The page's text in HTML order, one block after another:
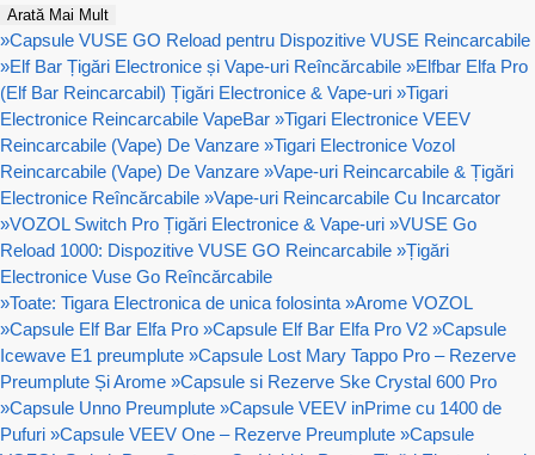
Arată Mai Mult
»Capsule VUSE GO Reload pentru Dispozitive VUSE Reincarcabile
»Elf Bar Țigări Electronice și Vape-uri Reîncărcabile »Elfbar Elfa Pro
(Elf Bar Reincarcabil) Țigări Electronice & Vape-uri »Tigari
Electronice Reincarcabile VapeBar »Tigari Electronice VEEV
Reincarcabile (Vape) De Vanzare »Tigari Electronice Vozol
Reincarcabile (Vape) De Vanzare »Vape-uri Reincarcabile & Țigări
Electronice Reîncărcabile »Vape-uri Reincarcabile Cu Incarcator
»VOZOL Switch Pro Țigări Electronice & Vape-uri »VUSE Go
Reload 1000: Dispozitive VUSE GO Reincarcabile »Țigări
Electronice Vuse Go Reîncărcabile
»Toate: Tigara Electronica de unica folosinta »Arome VOZOL
»Capsule Elf Bar Elfa Pro »Capsule Elf Bar Elfa Pro V2 »Capsule
Icewave E1 preumplute »Capsule Lost Mary Tappo Pro – Rezerve
Preumplute Și Arome »Capsule si Rezerve Ske Crystal 600 Pro
»Capsule Unno Preumplute »Capsule VEEV inPrime cu 1400 de
Pufuri »Capsule VEEV One – Rezerve Preumplute »Capsule